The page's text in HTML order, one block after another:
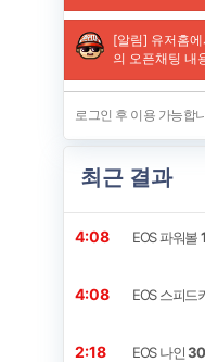
최근 결과
4:08 EOS 파워볼
4:08 EOS 스피드
2:18 EOS 나인